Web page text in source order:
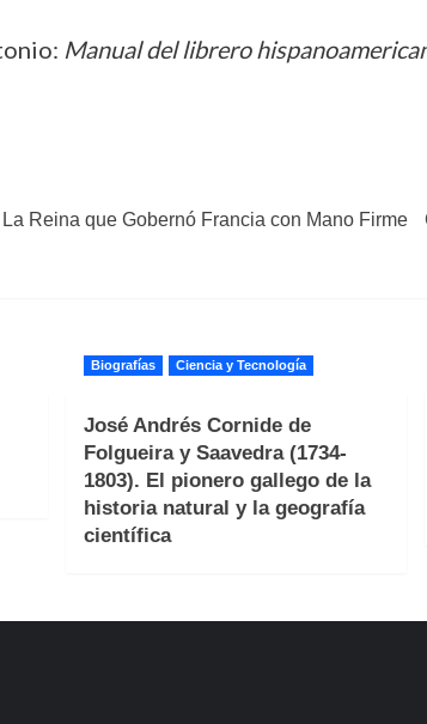
Manual del librero
Reina que Gobernó Francia con Mano Firme
Biografías Ciencia y Tecnología
José Andrés Cornide de
Folgueira y Saavedra (1734-
1803). El pionero gallego de la
historia natural y la geografía
científica